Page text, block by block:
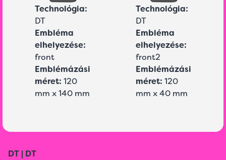
Technológia:
DT
Embléma
elhelyezése:
front
Emblémázási
méret: 120
mm x 140 mm
Technológia:
DT
Embléma
elhelyezése:
front2
Emblémázási
méret: 120
mm x 40 mm
DT | DT